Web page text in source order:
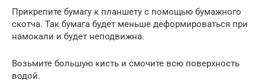
Прикрепите бумагу к планшету с помощью бумажного
скотча. Так бумага будет меньше деформироваться при
намокали и будет неподвижна.
Возьмите большую кисть и смочите всю поверхность
водой.